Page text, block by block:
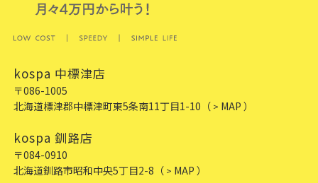
kospa 中標津店
〒086-1005
北海道標津郡中標津町東5条南11丁目1-10 （ > MAP ）
kospa 釧路店
〒084-0910
北海道釧路市昭和中央5丁目2-8 （ > MAP ）